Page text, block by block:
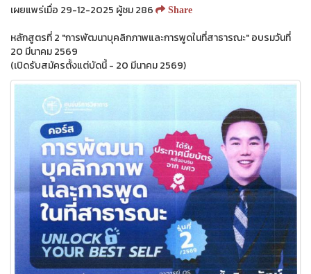
เผยแพร่เมื่อ 29-12-2025 ผู้ชม 286
Share
หลักสูตรที่ 2 "การพัฒนาบุคลิกภาพและการพูดในที่สาธารณะ" อบรมวันที่
20 มีนาคม 2569
(เปิดรับสมัครตั้งแต่บัดนี้ - 20 มีนาคม 2569)